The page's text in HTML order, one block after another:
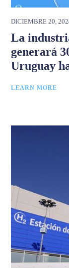
DICIEMBRE 20,
La
generará
Uruguay
LEARN MORE